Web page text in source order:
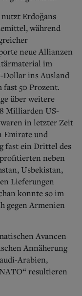
Erdoğans
während
neue Allianzen
im
Dollar ins Ausland
fast 50 Prozent.
über weitere
Milliarden US-
in letzter Zeit
Emirate und
fast ein Drittel des
neben
Usbekistan,
Lieferungen
konnte so im
gegen Armenien
Avancen
Annäherung
Arabien,
resultieren